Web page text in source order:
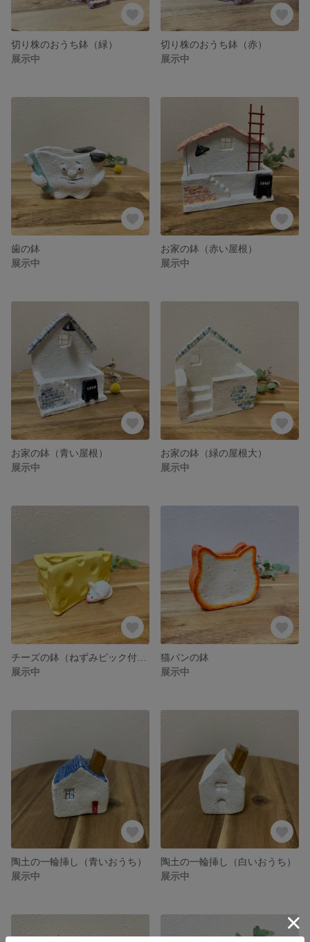
切り株のおうち鉢（緑）
展示中
切り株のおうち鉢（赤）
展示中
歯の鉢
展示中
お家の鉢（赤い屋根）
展示中
お家の鉢（青い屋根）
展示中
お家の鉢（緑の屋根大）
展示中
展示中
猫パンの鉢
展示中
陶土の一輪挿し（青いおうち）
展示中
陶土の一輪挿し（白いおうち）
展示中